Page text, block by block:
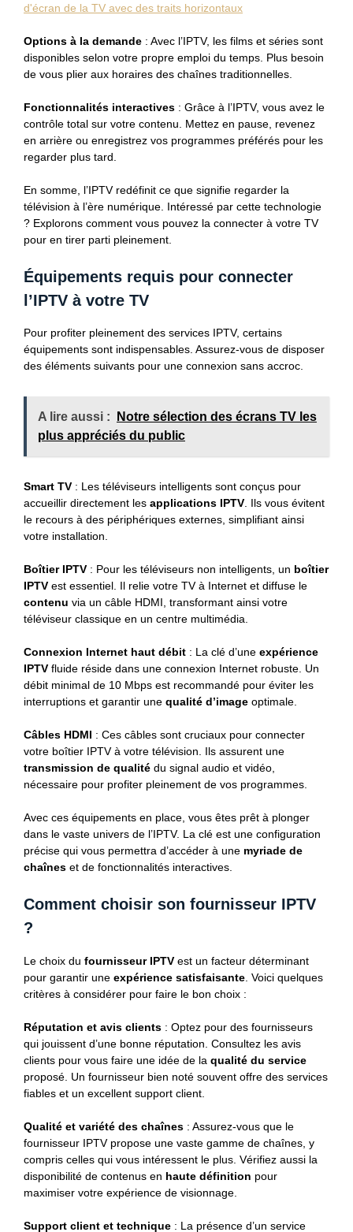
d'écran de la TV avec des traits horizontaux
Options à la demande : Avec l’IPTV, les films et séries sont
disponibles selon votre propre emploi du temps. Plus besoin
de vous plier aux horaires des chaînes traditionnelles.
Fonctionnalités interactives : Grâce à l’IPTV, vous avez le
contrôle total sur votre contenu. Mettez en pause, revenez
en arrière ou enregistrez vos programmes préférés pour les
regarder plus tard.
En somme, l’IPTV redéfinit ce que signifie regarder la
télévision à l’ère numérique. Intéressé par cette technologie
? Explorons comment vous pouvez la connecter à votre TV
pour en tirer parti pleinement.
Équipements requis pour connecter
l’IPTV à votre TV
Pour profiter pleinement des services IPTV, certains
équipements sont indispensables. Assurez-vous de disposer
des éléments suivants pour une connexion sans accroc.
A lire aussi :
Notre sélection des écrans TV les
plus appréciés du public
Smart TV : Les téléviseurs intelligents sont conçus pour
accueillir directement les applications IPTV. Ils vous évitent
le recours à des périphériques externes, simplifiant ainsi
votre installation.
Boîtier IPTV : Pour les téléviseurs non intelligents, un boîtier
IPTV est essentiel. Il relie votre TV à Internet et diffuse le
contenu via un câble HDMI, transformant ainsi votre
téléviseur classique en un centre multimédia.
Connexion Internet haut débit : La clé d’une expérience
IPTV fluide réside dans une connexion Internet robuste. Un
débit minimal de 10 Mbps est recommandé pour éviter les
interruptions et garantir une qualité d’image optimale.
Câbles HDMI : Ces câbles sont cruciaux pour connecter
votre boîtier IPTV à votre télévision. Ils assurent une
transmission de qualité du signal audio et vidéo,
nécessaire pour profiter pleinement de vos programmes.
Avec ces équipements en place, vous êtes prêt à plonger
dans le vaste univers de l’IPTV. La clé est une configuration
précise qui vous permettra d’accéder à une myriade de
chaînes et de fonctionnalités interactives.
Comment choisir son fournisseur IPTV
?
Le choix du fournisseur IPTV est un facteur déterminant
pour garantir une expérience satisfaisante . Voici quelques
critères à considérer pour faire le bon choix :
Réputation et avis clients : Optez pour des fournisseurs
qui jouissent d’une bonne réputation. Consultez les avis
clients pour vous faire une idée de la qualité du service
proposé. Un fournisseur bien noté souvent offre des services
fiables et un excellent support client.
Qualité et variété des chaînes : Assurez-vous que le
fournisseur IPTV propose une vaste gamme de chaînes, y
compris celles qui vous intéressent le plus. Vérifiez aussi la
disponibilité de contenus en haute définition pour
maximiser votre expérience de visionnage.
Support client et technique : La présence d’un service